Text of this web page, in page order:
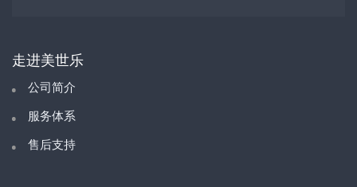
走进美世乐
公司简介
服务体系
售后支持